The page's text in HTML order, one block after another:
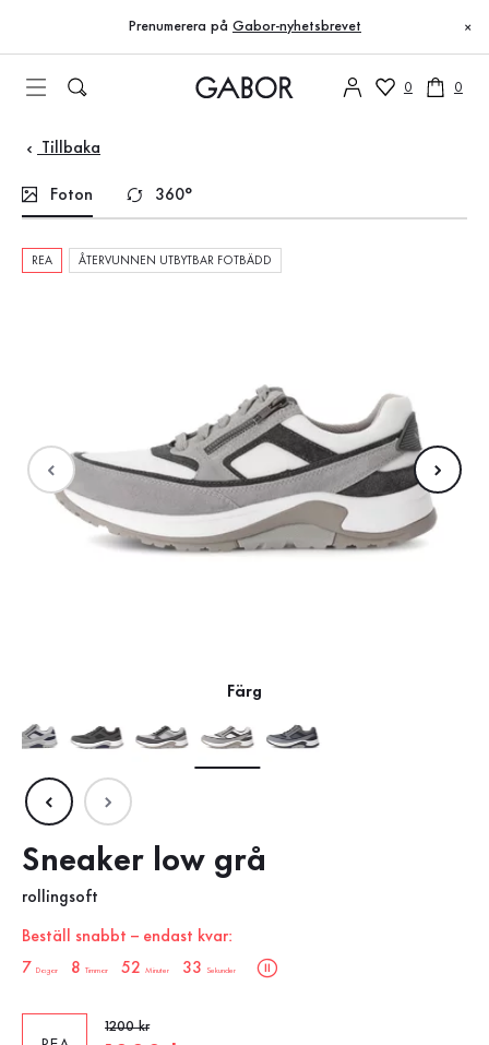
Till innehållsförteckning
Till huvudnavigation
Prenumerera på Gabor-nyhetsbrevet ×
0 0
Tillbaka
Foton 360°
REA ÅTERVUNNEN UTBYTBAR FOTBÄDD
Färg
Sneaker low grå
rollingsoft
Beställ snabbt – endast kvar:
sale.countdown.description
7 Dagar 8 Timmar 52 Minuter 32 Sekunder
Gammalt pris
1200 kr